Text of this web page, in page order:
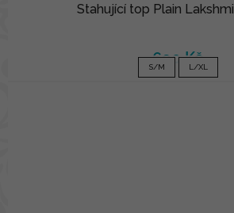
Stahující top Plain
690 Kč
S/M L/XL